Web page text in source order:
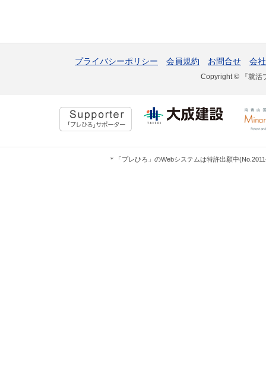
プライバシーポリシー 会員規約 お問合せ 会
Copyright © 『就活
＊「プレひろ」のWebシステムは特許出願中